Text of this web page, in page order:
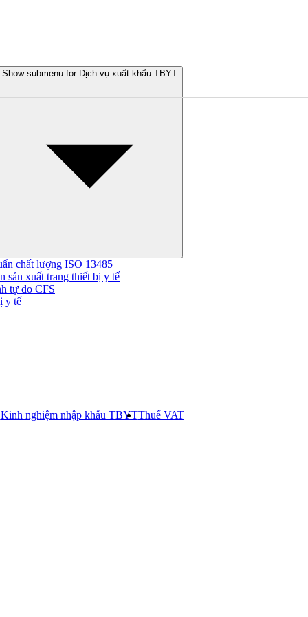
Show submenu for Dịch vụ xuất khẩu TBYT
chất lượng ISO 13485
sản xuất trang thiết bị y tế
tự do CFS
y tế
Kinh nghiệm nhập khẩu TBYTThuế VAT